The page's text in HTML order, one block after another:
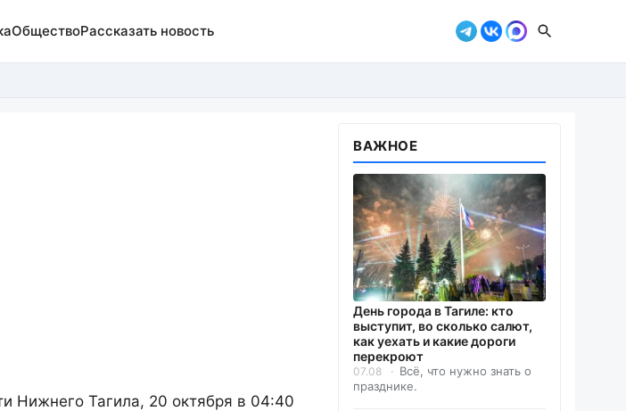
ОбществоРассказать новость
Нижнего Тагила, 20 октября в 04:40
ВАЖНОЕ
День города в Тагиле: кто
выступит, во сколько салют,
как уехать и какие дороги
перекроют
07.08
Всё, что нужно знать о
празднике.